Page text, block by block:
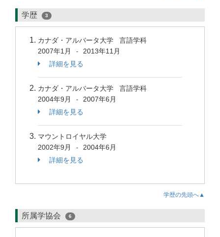
学歴 3
カナダ・アルバータ大学 言語学科
2007年1月
-
2013年11月
詳細を見る
カナダ・アルバータ大学 言語学科
2004年9月
-
2007年6月
詳細を見る
マウントロイヤル大学
2002年9月
-
2004年6月
詳細を見る
学歴の先頭へ▲
所属学協会 6